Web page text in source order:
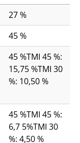
27 %
45 %
45 %TMI 45 %:
15,75 %TMI 30
%: 10,50 %
45 %TMI 45 %:
6,7 5%TMI 30
%: 4,50 %